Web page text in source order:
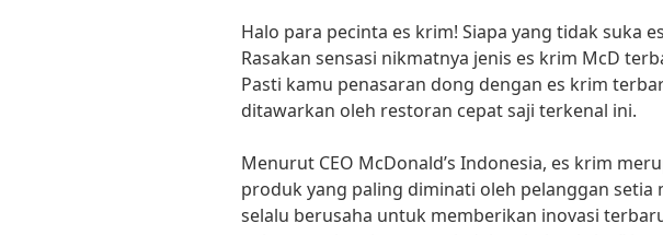
Halo para pecinta es krim! Siapa yang tidak suka
Rasakan sensasi nikmatnya jenis es krim McD
Pasti kamu penasaran dong dengan es krim
ditawarkan oleh restoran cepat saji terkenal ini.
Menurut CEO McDonald’s Indonesia, es krim
produk yang paling diminati oleh pelanggan setia
selalu berusaha untuk memberikan inovasi